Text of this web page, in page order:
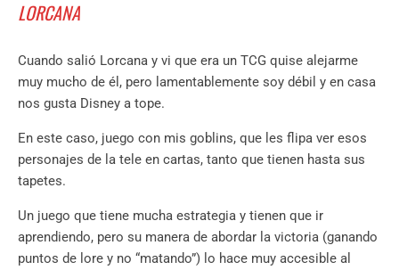
LORCANA
Cuando salió Lorcana y vi que era un TCG quise alejarme
muy mucho de él, pero lamentablemente soy débil y en casa
nos gusta Disney a tope.
En este caso, juego con mis goblins, que les flipa ver esos
personajes de la tele en cartas, tanto que tienen hasta sus
tapetes.
Un juego que tiene mucha estrategia y tienen que ir
aprendiendo, pero su manera de abordar la victoria (ganando
puntos de lore y no “matando”) lo hace muy accesible al